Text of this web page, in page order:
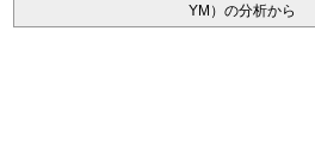
YM）の分析から